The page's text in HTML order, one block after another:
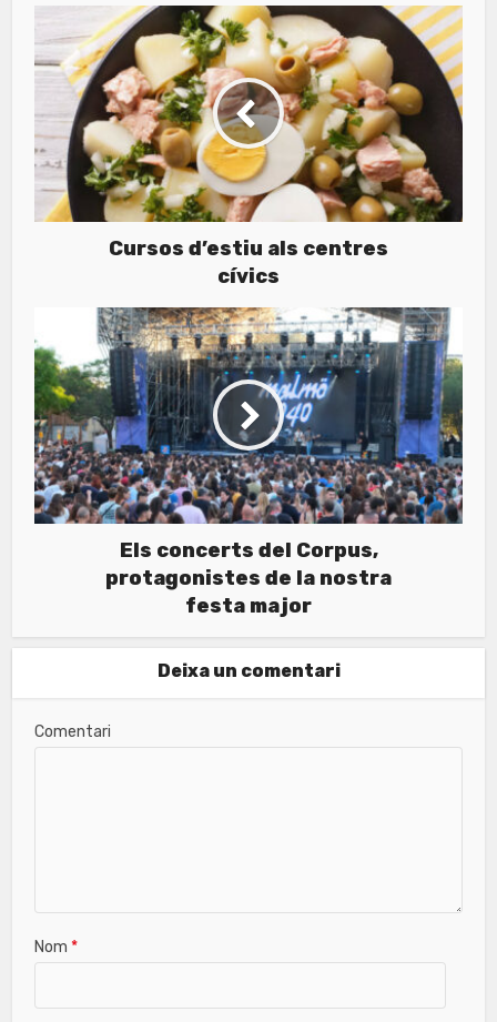
Cursos d’estiu als centres
cívics
Els concerts del Corpus,
protagonistes de la nostra
festa major
Deixa un comentari
Comentari
Nom*